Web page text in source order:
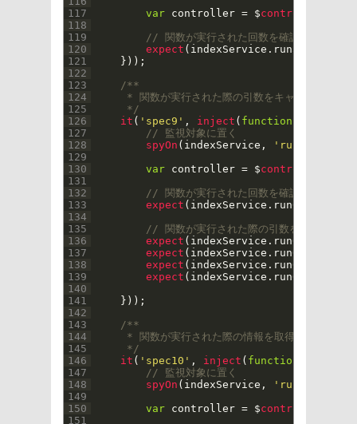
117
118
119
120
121
122
123
124
125
126
127
128
129
130
131
132
133
134
135
136
137
138
139
140
141
142
143
144
145
146
147
148
149
150
151
var controller = $controller
// 関数が実行された回数を確認する
expect ( indexService . run5
} ) ) ;
/**
* 関数が実行された際の引数をキャプチャして確
*/
it ( 'spec9' , inject ( function
// 監視対象に置く
spyOn ( indexService , 'run6'
var controller = $controller
// 関数が実行された回数を確認する
expect ( indexService . run6
// 関数が実行された際の引数をキャプチャ
expect ( indexService . run6
expect ( indexService . run6
expect ( indexService . run6
expect ( indexService . run6
} ) ) ;
/**
* 関数が実行された際の情報を取得する
*/
it ( 'spec10' , inject ( function
// 監視対象に置く
spyOn ( indexService , 'run5'
var controller = $controller